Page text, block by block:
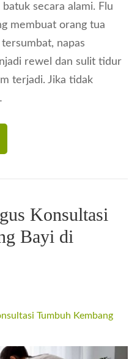
secara alami. Flu
membuat orang tua
napas
rewel dan sulit tidur
terjadi. Jika tidak
Konsultasi
Bayi di
Tumbuh Kembang